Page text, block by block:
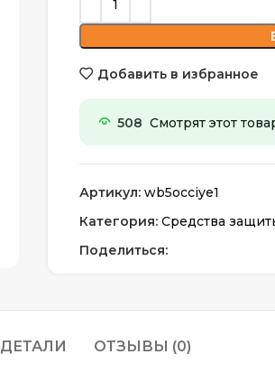
Добавить в избранное
508 Смотрят этот
Артикул: wb5occiye1
Категория: Средства
Поделиться:
ДЕТАЛИ ОТЗЫВЫ (0)